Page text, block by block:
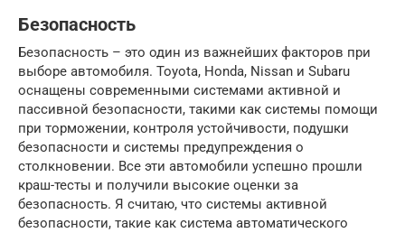
Безопасность
Безопасность – это один из важнейших факторов при
выборе автомобиля. Toyota, Honda, Nissan и Subaru
оснащены современными системами активной и
пассивной безопасности, такими как системы помощи
при торможении, контроля устойчивости, подушки
безопасности и системы предупреждения о
столкновении. Все эти автомобили успешно прошли
краш-тесты и получили высокие оценки за
безопасность. Я считаю, что системы активной
безопасности, такие как система автоматического